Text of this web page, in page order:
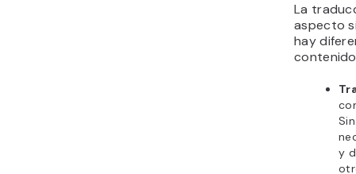
La
aspecto
hay
y